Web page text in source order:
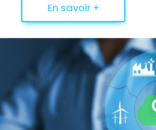
En savoir +